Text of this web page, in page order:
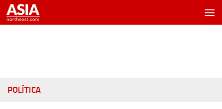
Saltar al contenido
POLÍTICA